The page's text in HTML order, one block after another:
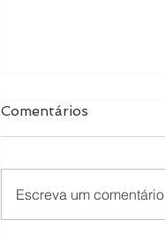
Comentários
Escreva um comentário